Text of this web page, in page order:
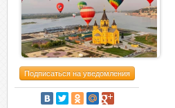
Подписаться на уведомления